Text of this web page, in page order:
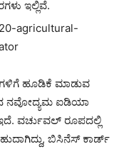
ಇಲ್ಲಿವೆ.
ಹೂಡಿಕೆ ಮಾಡುವ
ನವೋದ್ಯಮ ಐಡಿಯಾ
ವರ್ಚುವಲ್ ರೂಪದಲ್ಲಿ
ಬಿಸಿನೆಸ್ ಕಾರ್ಡ್